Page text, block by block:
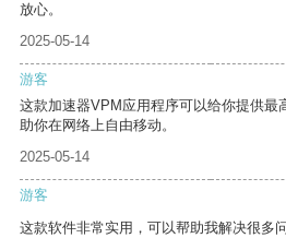
放心。
2025-05-14
游客
这款加速器VPM应用程序可以给你提供最
助你在网络上自由移动。
2025-05-14
游客
这款软件非常实用，可以帮助我解决很多问